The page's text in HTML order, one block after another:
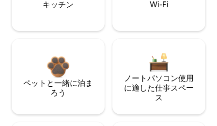
キッチン Wi-Fi
ペットと一緒に泊ま
ろう
ノートパソコン使用
に適した仕事スペー
ス